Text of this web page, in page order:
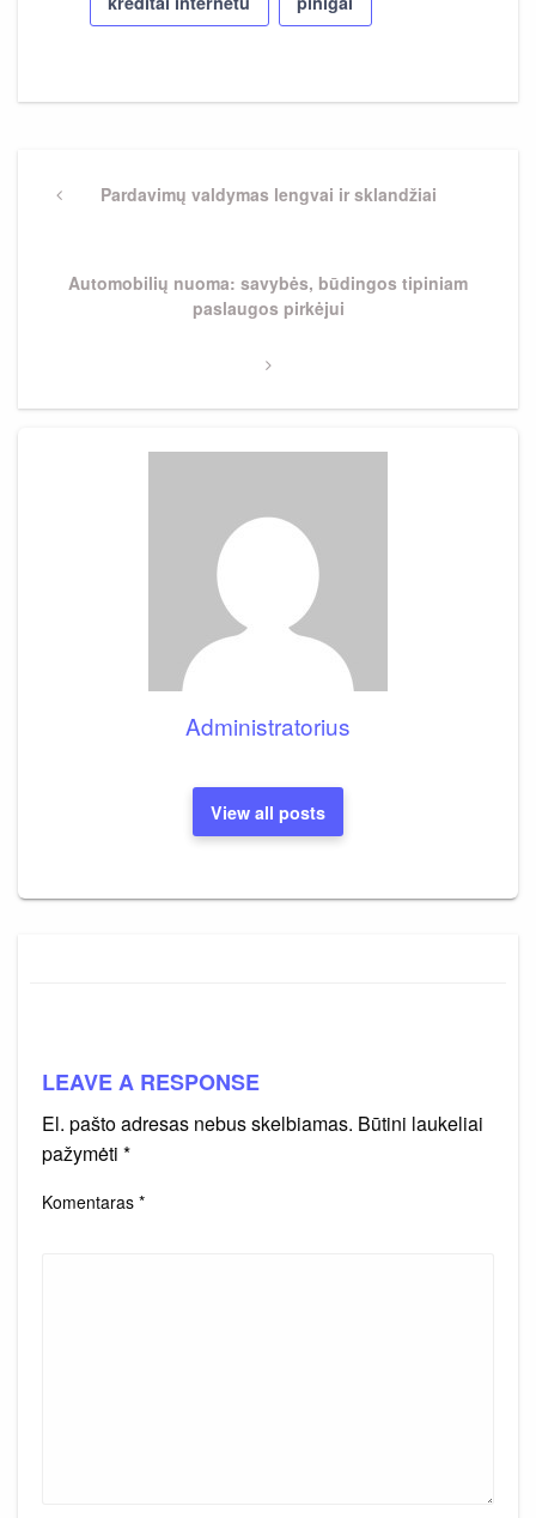
tarpPreviousPardavimų valdymas lengvai ir sklandžiai
Next
Automobilių nuoma: savybės, būdingos tipiniam
paslaugos pirkėjui
Administratorius
View all posts
LEAVE A RESPONSE
El. pašto adresas nebus skelbiamas. Būtini laukeliai
pažymėti *
Komentaras *